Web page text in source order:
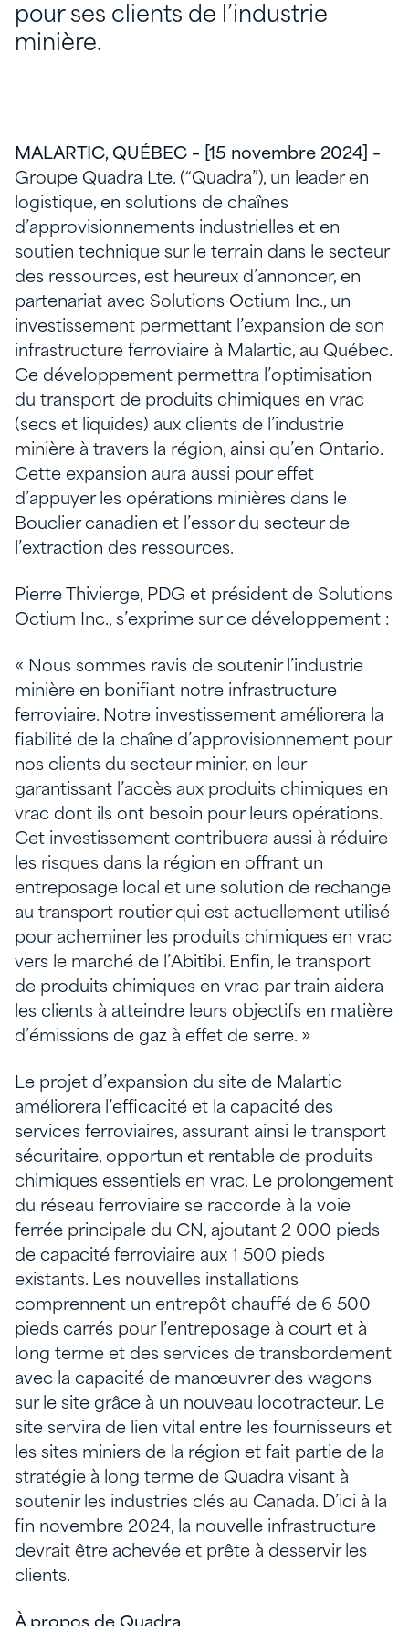
pour ses clients de l’industrie
minière.
MALARTIC, QUÉBEC – [15 novembre 2024] –
Groupe Quadra Lte. (“Quadra”), un leader en
logistique, en solutions de chaînes
d’approvisionnements industrielles et en
soutien technique sur le terrain dans le secteur
des ressources, est heureux d’annoncer, en
partenariat avec Solutions Octium Inc., un
investissement permettant l’expansion de son
infrastructure ferroviaire à Malartic, au Québec.
Ce développement permettra l’optimisation
du transport de produits chimiques en vrac
(secs et liquides) aux clients de l’industrie
minière à travers la région, ainsi qu’en Ontario.
Cette expansion aura aussi pour effet
d’appuyer les opérations minières dans le
Bouclier canadien et l’essor du secteur de
l’extraction des ressources.
Pierre Thivierge, PDG et président de Solutions
Octium Inc., s’exprime sur ce développement :
« Nous sommes ravis de soutenir l’industrie
minière en bonifiant notre infrastructure
ferroviaire. Notre investissement améliorera la
fiabilité de la chaîne d’approvisionnement pour
nos clients du secteur minier, en leur
garantissant l’accès aux produits chimiques en
vrac dont ils ont besoin pour leurs opérations.
Cet investissement contribuera aussi à réduire
les risques dans la région en offrant un
entreposage local et une solution de rechange
au transport routier qui est actuellement utilisé
pour acheminer les produits chimiques en vrac
vers le marché de l’Abitibi. Enfin, le transport
de produits chimiques en vrac par train aidera
les clients à atteindre leurs objectifs en matière
d’émissions de gaz à effet de serre. »
Le projet d’expansion du site de Malartic
améliorera l’efficacité et la capacité des
services ferroviaires, assurant ainsi le transport
sécuritaire, opportun et rentable de produits
chimiques essentiels en vrac. Le prolongement
du réseau ferroviaire se raccorde à la voie
ferrée principale du CN, ajoutant 2 000 pieds
de capacité ferroviaire aux 1 500 pieds
existants. Les nouvelles installations
comprennent un entrepôt chauffé de 6 500
pieds carrés pour l’entreposage à court et à
long terme et des services de transbordement
avec la capacité de manœuvrer des wagons
sur le site grâce à un nouveau locotracteur. Le
site servira de lien vital entre les fournisseurs et
les sites miniers de la région et fait partie de la
stratégie à long terme de Quadra visant à
soutenir les industries clés au Canada. D’ici à la
fin novembre 2024, la nouvelle infrastructure
devrait être achevée et prête à desservir les
clients.